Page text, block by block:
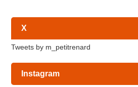
X
Tweets by m_petitrenard
Instagram